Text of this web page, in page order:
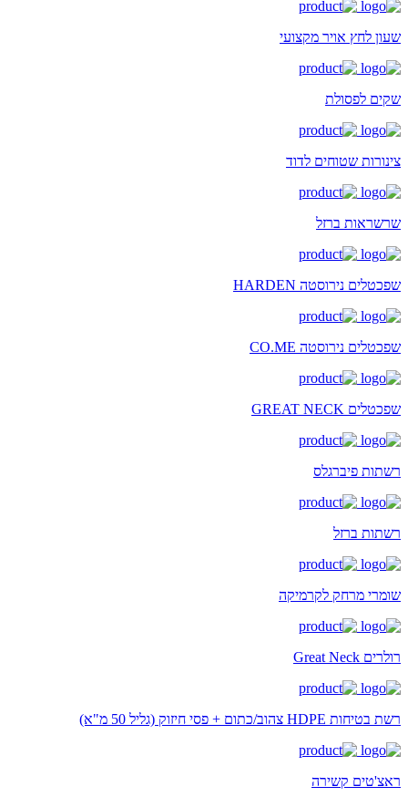
שעון לחץ אויר מקצועי
שקים לפסולת
צינורות שטוחים לדוד
שרשראות ברזל
שפכטלים נירוסטה HARDEN
שפכטלים נירוסטה CO.ME
שפכטלים GREAT NECK
רשתות פיברגלס
רשתות ברזל
שומרי מרחק לקרמיקה
רולרים Great Neck
רשת בטיחות HDPE צהוב/כתום + פסי חיזוק (גליל 50 מ"א)
ראצ'טים קשירה